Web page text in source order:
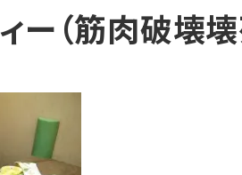
ー（筋肉破壊